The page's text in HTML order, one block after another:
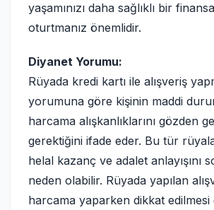
yaşamınızı daha sağlıklı bir
oturtmanız önemlidir.
Diyanet Yorumu:
Rüyada kredi kartı ile alışveriş
yorumuna göre kişinin maddi
harcama alışkanlıklarını gözden
gerektiğini ifade eder. Bu tür
helal kazanç ve adalet anlayışını
neden olabilir. Rüyada yapılan
harcama yaparken dikkat edilmesi